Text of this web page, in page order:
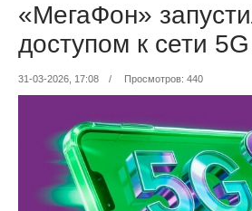
«МегаФон»
доступом к сети 5G
31-03-2026, 17:08 / Просмотров: 440